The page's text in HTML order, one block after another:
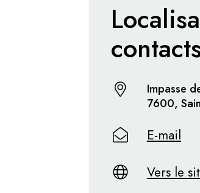
Impasse
7600,
E-mail
Vers le